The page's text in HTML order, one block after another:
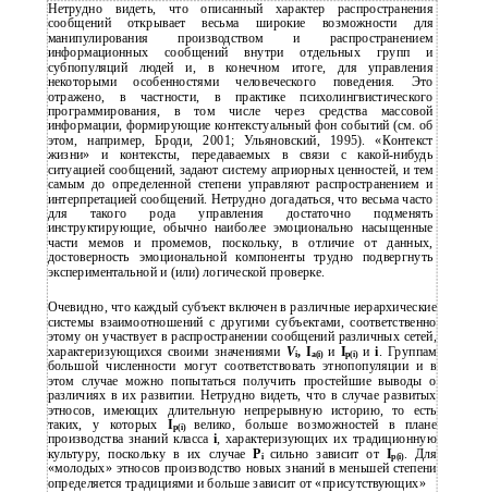
Нетрудно видеть, что описанный характер распространения
сообщений открывает весьма широкие возможности для
манипулирования производством и распространением
информационных сообщений внутри отдельных групп и
субпопуляций людей и, в конечном итоге, для управления
некоторыми особенностями человеческого поведения. Это
отражено, в частности, в практике психолингвистического
программирования, в том числе через средства массовой
информации, формирующие контекстуальный фон событий (см. об
этом, например, Броди, 2001; Ульяновский, 1995). «Контекст
жизни» и контексты, передаваемых в связи с какой-нибудь
ситуацией сообщений, задают систему априорных ценностей, и тем
самым до определенной степени управляют распространением и
интерпретацией сообщений. Нетрудно догадаться, что весьма часто
для такого рода управления достаточно подменять
инструктирующие, обычно наиболее эмоционально насыщенные
части мемов и промемов, поскольку, в отличие от данных,
достоверность эмоциональной компоненты трудно подвергнуть
экспериментальной и (или) логической проверке.
Очевидно, что каждый субъект включен в различные иерархические
системы взаимоотношений с другими субъектами, соответственно
этому он участвует в распространении сообщений различных сетей,
характеризующихся своими значениями Vi, Ia(i) и Ip(i) иi. Группам
большой численности могут соответствовать этнопопуляции и в
этом случае можно попытаться получить простейшие выводы о
различиях в их развитии. Нетрудно видеть, что в случае развитых
этносов, имеющих длительную непрерывную историю, то есть
таких, у которыхIp(i)велико, больше возможностей в плане
производства знаний класса i, характеризующих их традиционную
культуру, поскольку в их случаеPi сильно зависит от Ip(i). Для
«молодых» этносов производство новых знаний в меньшей степени
определяется традициями и больше зависит от «присутствующих»